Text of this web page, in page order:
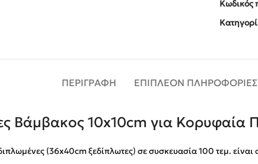
Κωδικός
ΠΕΡΙΓΡΑΦΉ ΕΠΙΠΛΈΟΝ ΠΛΗΡΟΦΟΡΊΕΣ
Βάμβακος 10x10cm για Κορυφαία
(36x40cm ξεδίπλωτες) σε συσκευασία 100 τεμ. είναι